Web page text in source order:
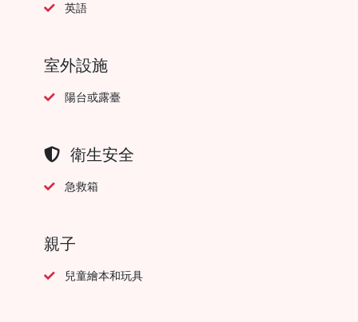
英語
室外設施
陽台或露臺
衛生安全
急救箱
親子
兒童繪本和玩具